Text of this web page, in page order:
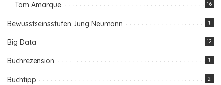
Tom Amarque 16
Bewusstseinsstufen Jung Neumann 1
Big Data 12
Buchrezension 1
Buchtipp 2